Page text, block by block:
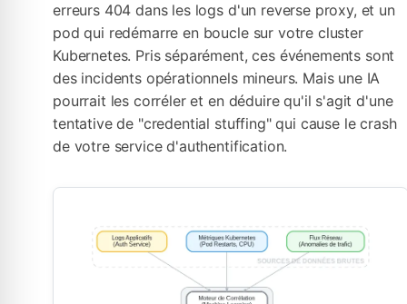
erreurs 404 dans les logs d'un reverse proxy, et un
pod qui redémarre en boucle sur votre cluster
Kubernetes. Pris séparément, ces événements sont
des incidents opérationnels mineurs. Mais une IA
pourrait les corréler et en déduire qu'il s'agit d'une
tentative de "credential stuffing" qui cause le crash
de votre service d'authentification.